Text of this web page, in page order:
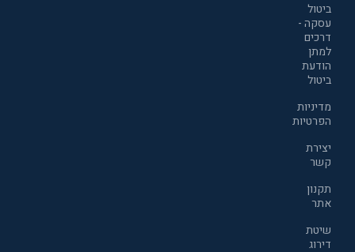
ביטול
עסקה -
דרכים
למתן
הודעת
ביטול
מדיניות
הפרטיות
יצירת
קשר
תקנון
אתר
שיטת
דירוג